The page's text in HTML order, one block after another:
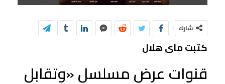
شارك
كتبت ماى هلال
قنوات عرض مسلسل «وتقابل